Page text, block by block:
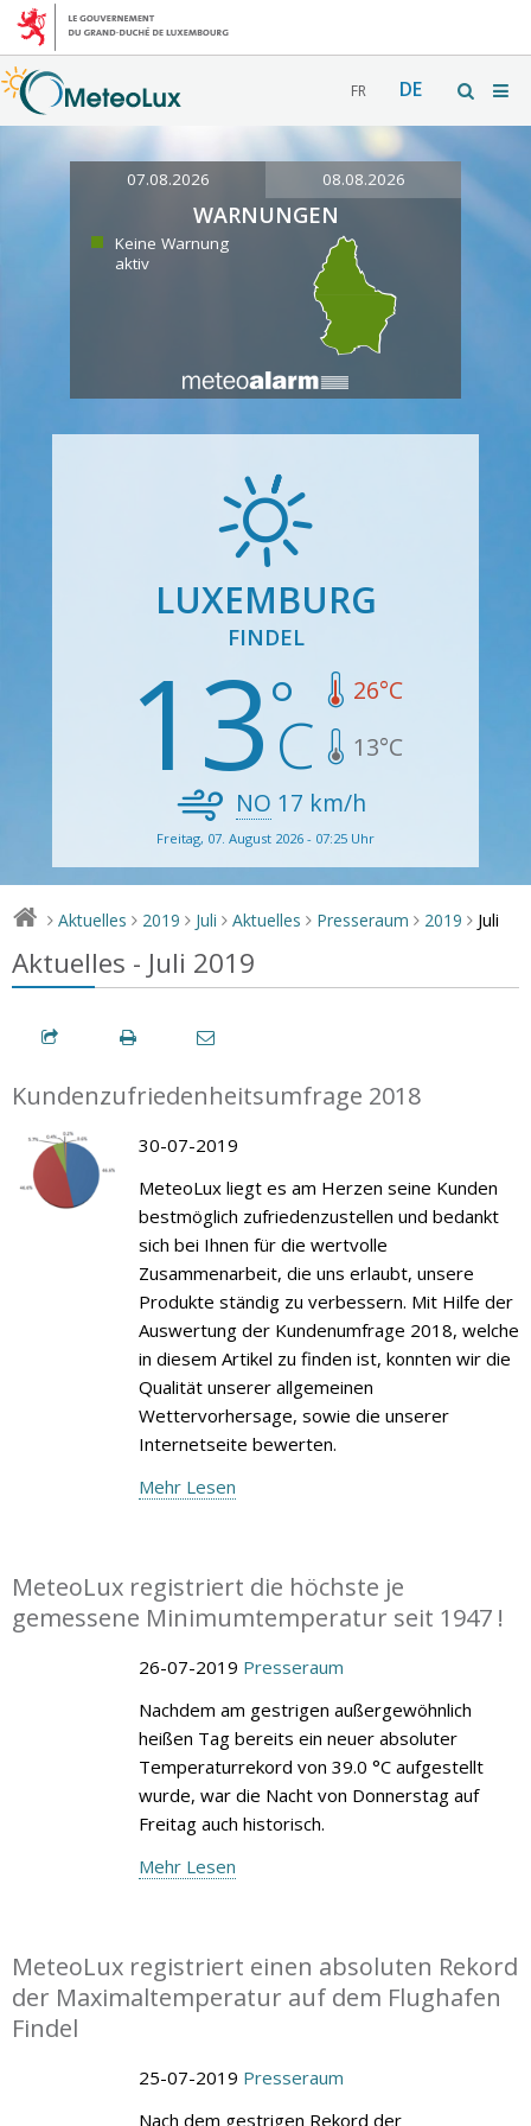
FR DE
07.08.2026 08.08.2026
WARNUNGEN
Keine Warnung
aktiv
LUXEMBURG
FINDEL
13 26°C
13°C
NO 17 km/h
Freitag, 07. August 2026 - 07:25 Uhr
> Aktuelles > 2019 > Juli > Aktuelles > Presseraum > 2019 > Juli
Aktuelles - Juli 2019
Kundenzufriedenheitsumfrage 2018
30-07-2019
MeteoLux liegt es am Herzen seine Kunden
bestmöglich zufriedenzustellen und bedankt
sich bei Ihnen für die wertvolle
Zusammenarbeit, die uns erlaubt, unsere
Produkte ständig zu verbessern. Mit Hilfe der
Auswertung der Kundenumfrage 2018, welche
in diesem Artikel zu finden ist, konnten wir die
Qualität unserer allgemeinen
Wettervorhersage, sowie die unserer
Internetseite bewerten.
Mehr Lesen
MeteoLux registriert die höchste je
gemessene Minimumtemperatur seit 1947 !
26-07-2019 Presseraum
Nachdem am gestrigen außergewöhnlich
heißen Tag bereits ein neuer absoluter
Temperaturrekord von 39.0 °C aufgestellt
wurde, war die Nacht von Donnerstag auf
Freitag auch historisch.
Mehr Lesen
MeteoLux registriert einen absoluten Rekord
der Maximaltemperatur auf dem Flughafen
Findel
25-07-2019 Presseraum
Nach dem gestrigen Rekord der